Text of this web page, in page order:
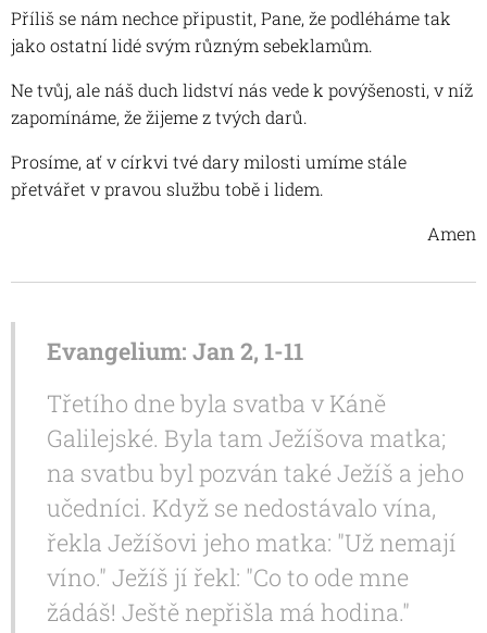
Příliš se nám nechce připustit, Pane, že podléháme tak
jako ostatní lidé svým různým sebeklamům.
Ne tvůj, ale náš duch lidství nás vede k povýšenosti, v níž
zapomínáme, že žijeme z tvých darů.
Prosíme, ať v církvi tvé dary milosti umíme stále
přetvářet v pravou službu tobě i lidem.
Amen
Evangelium: Jan 2, 1-11
Třetího dne byla svatba v Káně
Galilejské. Byla tam Ježíšova matka;
na svatbu byl pozván také Ježíš a jeho
učedníci. Když se nedostávalo vína,
řekla Ježíšovi jeho matka: "Už nemají
víno." Ježíš jí řekl: "Co to ode mne
žádáš! Ještě nepřišla má hodina."